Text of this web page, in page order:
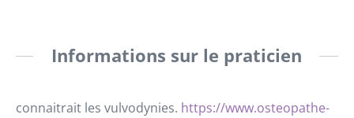
Informations sur le praticien
connaitrait les vulvodynies. https://www.osteopathe-